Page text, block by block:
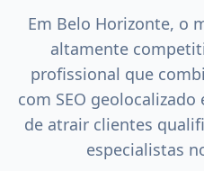
Em Belo Horizonte, o
altamente
profissional que
com SEO
de atrair clientes
especialistas